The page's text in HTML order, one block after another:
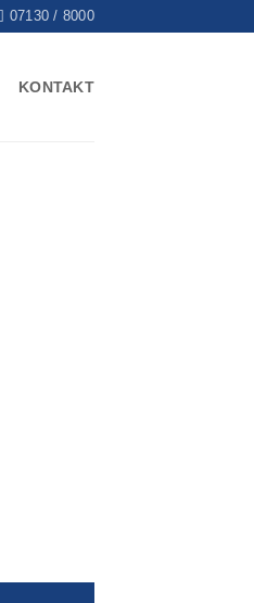
07130 / 8000
KONTAKT